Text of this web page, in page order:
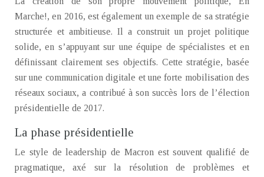
Marche!, en 2016, est également un exemple de sa stratégie
structurée et ambitieuse. Il a construit un projet politique
solide, en s’appuyant sur une équipe de spécialistes et en
définissant clairement ses objectifs. Cette stratégie, basée
sur une communication digitale et une forte mobilisation des
réseaux sociaux, a contribué à son succès lors de l’élection
présidentielle de 2017.
La phase présidentielle
Le style de leadership de Macron est souvent qualifié de
pragmatique, axé sur la résolution de problèmes et